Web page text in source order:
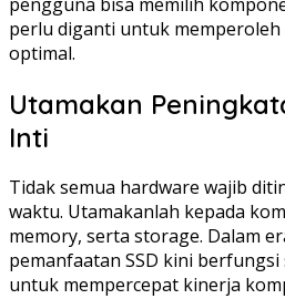
perlu diganti untuk
optimal.
Utamakan
Inti
Tidak semua hardware wajib
waktu. Utamakanlah kepada
memory, serta storage. Dalam
pemanfaatan SSD kini
untuk mempercepat kinerja